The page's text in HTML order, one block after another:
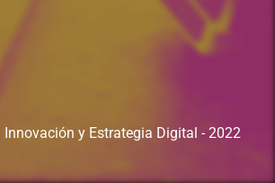
Innovación y Estrategia Digital - 2022